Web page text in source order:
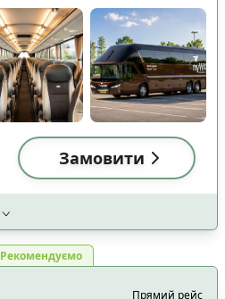
Замовити
Рекомендуємо
Прямий рейс